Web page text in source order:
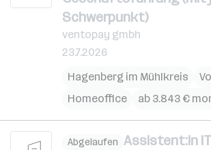
Schwerpunkt)
ventopay gmbh
23.7.2026
Hagenberg im Mühlkreis
Homeoffice
ab 3.843 €
Abgelaufen Assistent:in